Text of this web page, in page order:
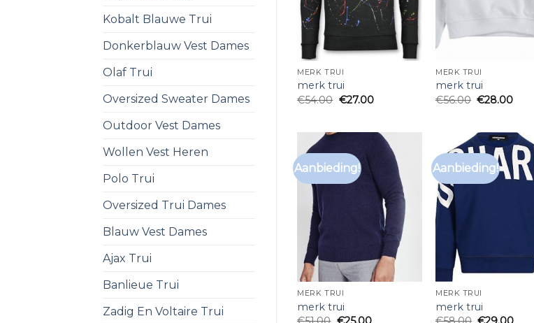
Kobalt Blauwe Trui
Donkerblauw Vest Dames
Olaf Trui
Oversized Sweater Dames
Outdoor Vest Dames
Wollen Vest Heren
Polo Trui
Oversized Trui Dames
Blauw Vest Dames
Ajax Trui
Banlieue Trui
Zadig En Voltaire Trui
MERK TRUI
merk trui
€54.00 €27.00
MERK TRUI
merk trui
€56.00 €28.00
Aanbieding!
MERK TRUI
merk trui
Aanbieding!
MERK TRUI
merk trui